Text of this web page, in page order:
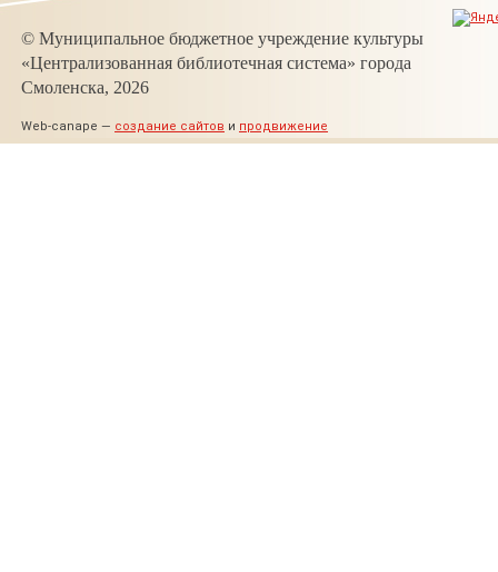
© Муниципальное бюджетное учреждение культуры
«Централизованная библиотечная система» города
Смоленска, 2026
Web-canape — создание сайтов и продвижение